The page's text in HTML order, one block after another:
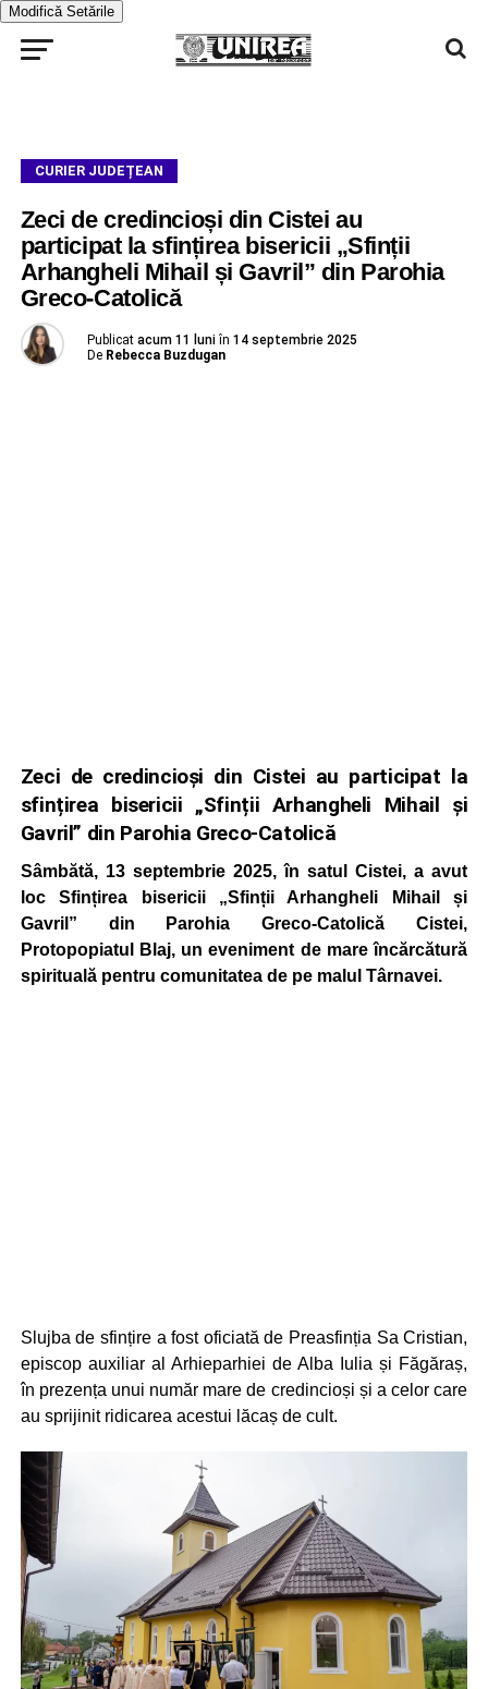
Modifică Setările
CURIER JUDEȚEAN
Zeci de credincioși din Cistei au
participat la sfințirea bisericii „Sfinții
Arhangheli Mihail și Gavril” din Parohia
Greco-Catolică
Publicat acum 11 luni în 14 septembrie 2025
De Rebecca Buzdugan
Zeci de credincioși din Cistei au participat la
sfințirea bisericii „Sfinții Arhangheli Mihail și
Gavril” din Parohia Greco-Catolică
Sâmbătă, 13 septembrie 2025, în satul Cistei, a avut
loc Sfințirea bisericii „Sfinții Arhangheli Mihail și
Gavril” din Parohia Greco-Catolică Cistei,
Protopopiatul Blaj, un eveniment de mare încărcătură
spirituală pentru comunitatea de pe malul Târnavei.
Slujba de sfințire a fost oficiată de Preasfinția Sa Cristian,
episcop auxiliar al Arhieparhiei de Alba Iulia și Făgăraș,
în prezența unui număr mare de credincioși și a celor care
au sprijinit ridicarea acestui lăcaș de cult.